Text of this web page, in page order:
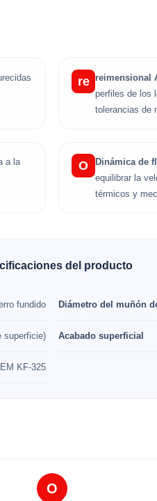
re reimensional
perfiles de los
tolerancias de
a la
O Dinámica de
equilibrar la
térmicos y
del producto
fundido
superficie)
KF-325
Diámetro del muñón
Acabado superficial
O